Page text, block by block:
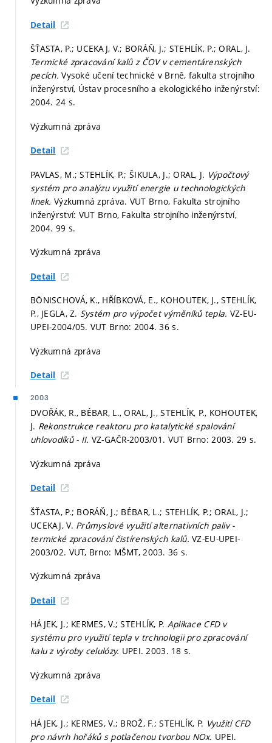
Detail
ŠŤASTA, P.; UCEKAJ, V.; BORÁŇ, J.; STEHLÍK, P.; ORAL, J.
Termické zpracování kalů z ČOV v cementárenských
pecích.Vysoké učení technické v Brně, fakulta strojního
inženýrství, Ústav procesního a ekologického inženýrství:
2004. 24 s.
Výzkumná zpráva
Detail
PAVLAS, M.; STEHLÍK, P.; ŠIKULA, J.; ORAL, J. Výpočtový
systém pro analýzu využití energie u technologických
linek. Výzkumná zpráva. VUT Brno, Fakulta strojního
inženýrství: VUT Brno, Fakulta strojního inženýrství,
2004. 99 s.
Výzkumná zpráva
Detail
BÖNISCHOVÁ, K., HŘÍBKOVÁ, E., KOHOUTEK, J., STEHLÍK,
P., JEGLA, Z. Systém pro výpočet výměníků tepla. VZ-EU-
UPEI-2004/05. VUT Brno: 2004. 36 s.
Výzkumná zpráva
Detail
2003
DVOŘÁK, R., BÉBAR, L., ORAL, J., STEHLÍK, P., KOHOUTEK,
J. Rekonstrukce reaktoru pro katalytické spalování
uhlovodíků - II. VZ-GAČR-2003/01. VUT Brno: 2003. 29 s.
Výzkumná zpráva
Detail
ŠŤASTA, P.; BORÁŇ, J.; BÉBAR, L.; STEHLÍK, P.; ORAL, J.;
UCEKAJ, V. Průmyslové využití alternativních paliv -
termické zpracování čistírenských kalů.VZ-EU-UPEI-
2003/02. VUT, Brno: MŠMT, 2003. 36 s.
Výzkumná zpráva
Detail
HÁJEK, J.; KERMES, V.; STEHLÍK, P. Aplikace CFD v
systému pro využití tepla v trchnologii pro zpracování
kalu z výroby celulózy. UPEI. 2003. 18 s.
Výzkumná zpráva
Detail
HÁJEK, J.; KERMES, V.; BROŽ, F.; STEHLÍK, P. Využití CFD
pro návrh hořáků s potlačenou tvorbou NOx. UPEI.